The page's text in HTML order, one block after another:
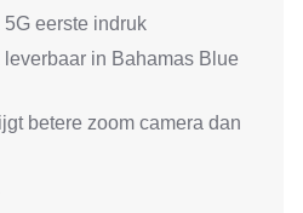
eerste indruk
in Bahamas Blue
betere zoom camera dan